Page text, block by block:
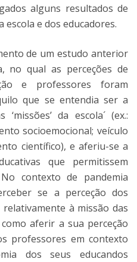
alguns resultados de
e dos educadores.
de um estudo anterior
no qual as perceções de
e professores foram
que se entendia ser a
da escola´ (ex.:
socioemocional; veículo
científico), e aferiu-se a
que permitissem
contexto de pandemia
se a perceção dos
à missão das
aferir a sua perceção
professores em contexto
dos seus educandos